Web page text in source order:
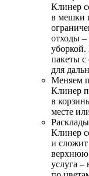
Клинер
в мешки
отходы –
уборкой.
пакеты
для
Меняем
Клинер
в
месте
Клинер
и сложит
верхнюю
услуга –